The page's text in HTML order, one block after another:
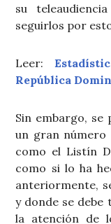
su
seguirlos por
Leer:
República
Sin embargo, se
un gran número
como el Listín
como si lo ha
anteriormente,
y donde se
la atención de